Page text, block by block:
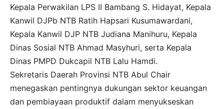
Kepala Perwakilan LPS II Bambang S. Hidayat, Kepala
Kanwil DJPb NTB Ratih Hapsari Kusumawardani,
Kepala Kanwil DJP NTB Judiana Manihuru, Kepala
Dinas Sosial NTB Ahmad Masyhuri, serta Kepala
Dinas PMPD Dukcapil NTB Lalu Hamdi.
Sekretaris Daerah Provinsi NTB Abul Chair
menegaskan pentingnya dukungan sektor keuangan
dan pembiayaan produktif dalam menyukseskan